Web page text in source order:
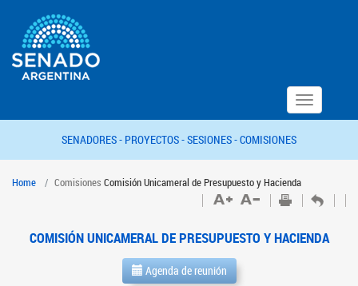
Toggle
navigation
SENADORES - PROYECTOS -SESIONES -COMISIONES
Home Comisiones Comisión Unicameral de Presupuesto y Hacienda
COMISIÓN UNICAMERAL DE PRESUPUESTO Y HACIENDA
Agenda de reunión